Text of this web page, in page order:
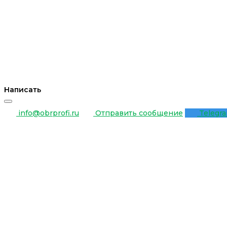
Написать
info@obrprofi.ru Отправить сообщение